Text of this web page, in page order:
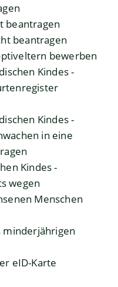
beantragen
beantragen
bewerben
Kindes -
Kindes -
in eine
Kindes -
wegen
Menschen
minderjährigen
eID-Karte